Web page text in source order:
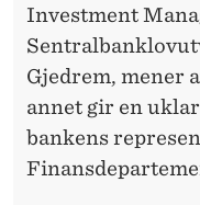
Investment
Gjedrem, mener
annet gir en
bankens